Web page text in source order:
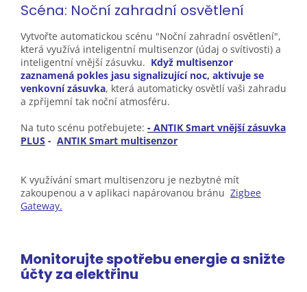
Scéna: Noční zahradní osvětlení
Vytvořte automatickou scénu "Noční zahradní osvětlení",
která využívá inteligentní multisenzor (údaj o svítivosti) a
inteligentní vnější zásuvku. Když multisenzor
zaznamená pokles jasu signalizující noc, aktivuje se
venkovní zásuvka, která automaticky osvětlí vaši zahradu
a zpříjemní tak noční atmosféru.
Na tuto scénu potřebujete: - ANTIK Smart vnější zásuvka
PLUS - ANTIK Smart multisenzor
K využívání smart multisenzoru je nezbytné mít
zakoupenou a v aplikaci napárovanou bránu Zigbee
Gateway.
Monitorujte spotřebu energie a snižte
účtyza elektřinu